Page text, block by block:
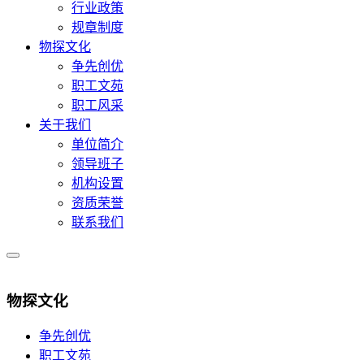
行业政策
规章制度
物探文化
争先创优
职工文苑
职工风采
关于我们
单位简介
领导班子
机构设置
资质荣誉
联系我们
物探文化
争先创优
职工文苑